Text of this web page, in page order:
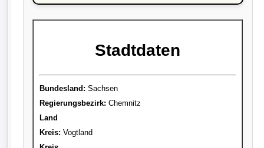
Stadtdaten
Bundesland: Sachsen
Regierungsbezirk: Chemnitz
Land
Kreis: Vogtland